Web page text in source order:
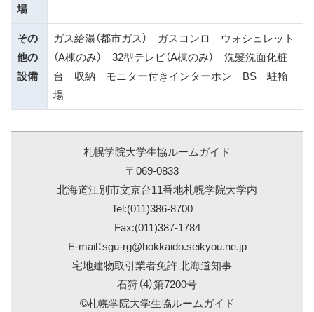
場
その
他の
設備
ガス給湯（都市ガス） ガスコンロ ウォシュレット
（A棟のみ） 32型テレビ（A棟のみ） 洗髪洗面化粧
台 収納 モニター付きインターホン BS 駐輪
場
札幌学院大学生協ルームガイド
〒069-0833
北海道江別市文京台11番地札幌学院大学内
Tel:(011)386-8700
Fax:(011)387-1784
E-mail：sgu-rg@hokkaido.seikyou.ne.jp
宅地建物取引業者免許 北海道知事
石狩（4）第7200号
©札幌学院大学生協ルームガイド